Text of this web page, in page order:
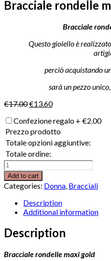
Bracciale rondelle
Bracciale
Questo gioiello è
perciò acquistando
sarà un pezzo
€17.00€13.60
Confezione regalo + €2.00
Prezzo prodotto
Totale opzioni aggiuntive:
Totale ordine:
Bracciale
rondelle
maxi
gold
quantity
Add to cart
Categories: Donna Bracciali
Description
Additional information
Description
Bracciale rondelle maxi gold